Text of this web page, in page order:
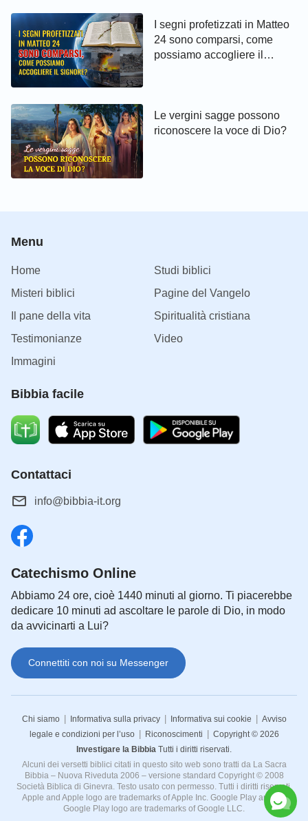
I segni profetizzati in Matteo
24 sono comparsi, come
possiamo accogliere il
Le vergini sagge possono
riconoscere la voce di Dio?
Menu
Home
Studi biblici
Misteri biblici
Pagine del Vangelo
Il pane della vita
Spiritualità cristiana
Testimonianze
Video
Immagini
Bibbia facile
Contattaci
info@bibbia-it.org
Catechismo Online
Abbiamo 24 ore, cioè 1440 minuti al giorno. Ti piacerebbe
dedicare 10 minuti ad ascoltare le parole di Dio, in modo
da avvicinarti a Lui?
Connettiti con noi su Messenger
Chi siamo | Informativa sulla privacy | Informativa sui cookie | Avviso
legale e condizioni per l’uso | Riconoscimenti | Copyright © 2026
Investigare la Bibbia Tutti i diritti riservati.
Alcuni dei versetti biblici citati in questo sito web sono tratti da La Sacra
Bibbia – Nuova Riveduta 2006 – versione standard Copyright © 2008
Società Biblica di Ginevra. Testo usato con permesso. Tutti i diritti riservati.
Apple and Apple logo are trademarks of Apple Inc. Google Play and the
Google Play logo are trademarks of Google LLC.